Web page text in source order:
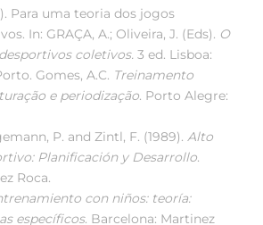
Para uma teoria dos jogos
In: GRAÇA, A.; Oliveira, J. (Eds). O
coletivos. 3 ed. Lisboa:
Gomes, A.C. Treinamento
e periodização. Porto Alegre:
P. and Zintl, F. (1989). Alto
Planificación y Desarrollo.
Roca.
con niños: teoría:
específicos. Barcelona: Martinez